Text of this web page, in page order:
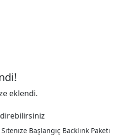
eklendi.
Başlangıç Backlink Paketi